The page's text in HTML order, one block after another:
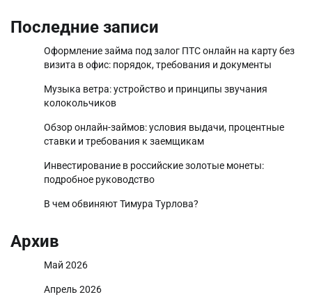
Последние записи
Оформление займа под залог ПТС онлайн на карту без
визита в офис: порядок, требования и документы
Музыка ветра: устройство и принципы звучания
колокольчиков
Обзор онлайн-займов: условия выдачи, процентные
ставки и требования к заемщикам
Инвестирование в российские золотые монеты:
подробное руководство
В чем обвиняют Тимура Турлова?
Архив
Май 2026
Апрель 2026